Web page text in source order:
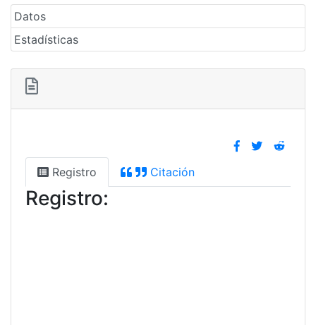
Datos
Estadísticas
Registro Citación
Registro: